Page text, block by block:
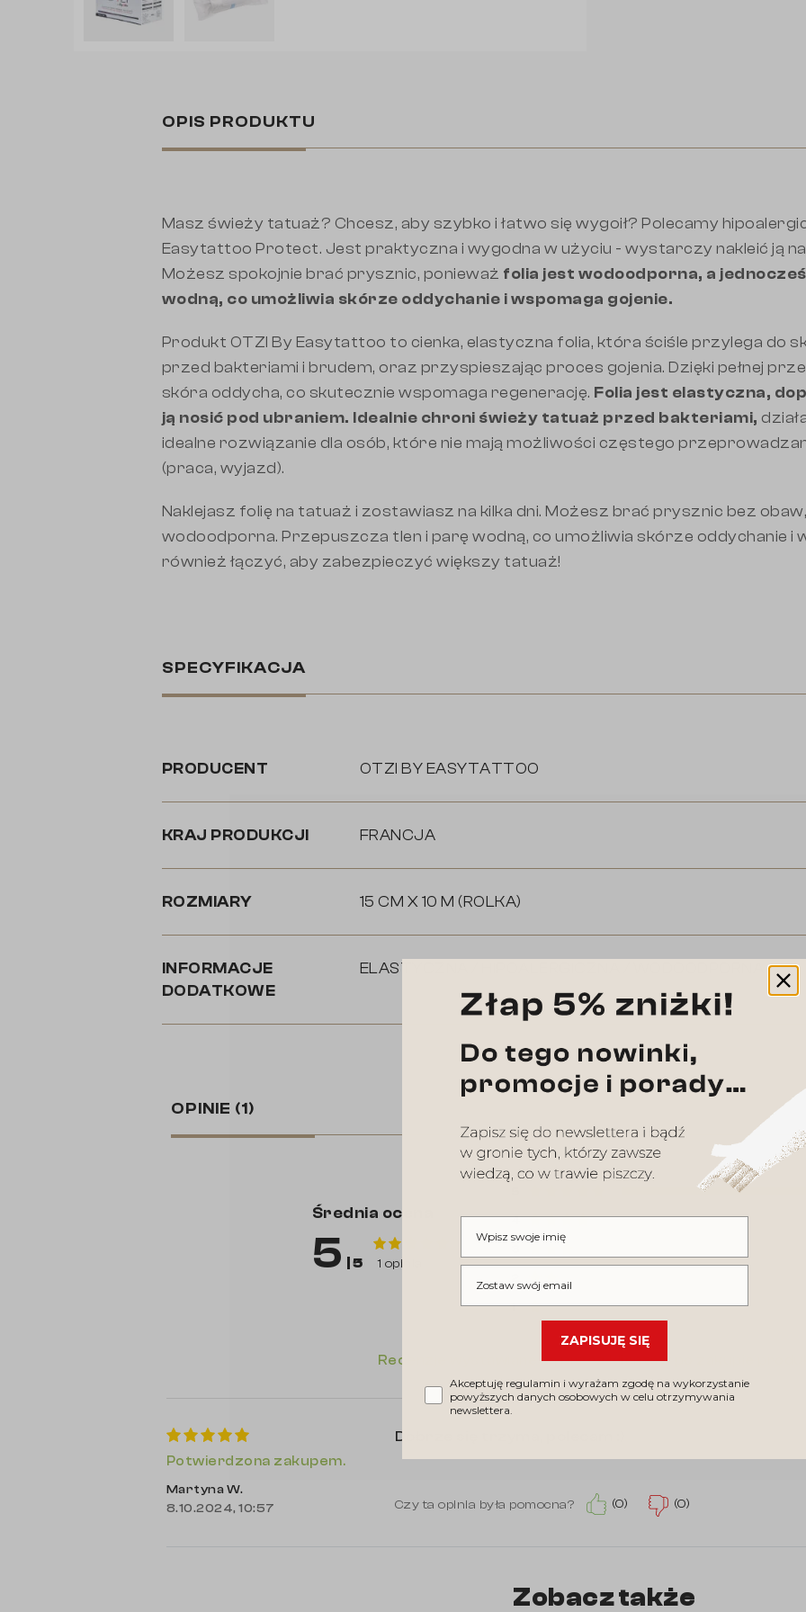
OPIS PRODUKTU
Masz świeży tatuaż? Chcesz, aby szybko i łatwo się wygoił? Polecamy
Easytattoo Protect. Jest praktyczna i wygodna w użyciu - wystarczy nakleić ją
Możesz spokojnie brać prysznic, ponieważ folia jest wodoodporna, a
wodną, co umożliwia skórze oddychanie i wspomaga gojenie.
Produkt OTZI By Easytattoo to cienka, elastyczna folia, która ściśle przylega do
przed bakteriami i brudem, oraz przyspieszając proces gojenia. Dzięki pełnej
skóra oddycha, co skutecznie wspomaga regenerację. Folia jest elastyczna,
ją nosić pod ubraniem. Idealnie chroni świeży tatuaż przed bakteriami,
idealne rozwiązanie dla osób, które nie mają możliwości częstego
(praca, wyjazd).
Naklejasz folię na tatuaż i zostawiasz na kilka dni. Możesz brać prysznic bez
wodoodporna. Przepuszcza tlen i parę wodną, co umożliwia skórze oddychanie i
również łączyć, aby zabezpieczyć większy tatuaż!
SPECYFIKACJA
PRODUCENT OTZI BY EASYTATTOO
KRAJ PRODUKCJI FRANCJA
ROZMIARY 15 CM X 10 M (ROLKA)
INFORMACJE
DODATKOWE
ELASTYCZNA / HIPOALERGICZNA / WODOODPORNA
OPINIE (1)
Średnia ocena
5 | 5 1 opinia
4
1
Recenzje wystawiane są przez klientów po zakupie
Potwierdzona zakupem.
Martyna W.
8.10.2024, 10:57
Dobrze się trzyma, polecam :)
Czy ta opinia była pomocna? (0) (0)
Zobacz także
Wpisz swoje imię
Wpisz swój email
ZAPISUJĘ SIĘ
Akceptuję regulamin i wyrażam zgodę na wykorzystanie
powyższych danych osobowych w celu otrzymywania
newslettera.